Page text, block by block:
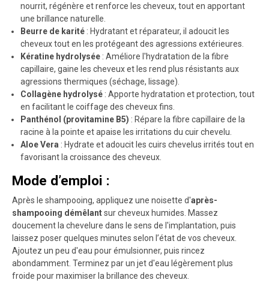
nourrit, régénère et renforce les cheveux, tout en apportant
une brillance naturelle.
Beurre de karité : Hydratant et réparateur, il adoucit les
cheveux tout en les protégeant des agressions extérieures.
Kératine hydrolysée : Améliore l'hydratation de la fibre
capillaire, gaine les cheveux et les rend plus résistants aux
agressions thermiques (séchage, lissage).
Collagène hydrolysé : Apporte hydratation et protection, tout
en facilitant le coiffage des cheveux fins.
Panthénol (provitamine B5) : Répare la fibre capillaire de la
racine à la pointe et apaise les irritations du cuir chevelu.
Aloe Vera : Hydrate et adoucit les cuirs chevelus irrités tout en
favorisant la croissance des cheveux.
Mode d’emploi :
Après le shampooing, appliquez une noisette d'après-
shampooing démêlantsur cheveux humides. Massez
doucement la chevelure dans le sens de l'implantation, puis
laissez poser quelques minutes selon l’état de vos cheveux.
Ajoutez un peu d'eau pour émulsionner, puis rincez
abondamment. Terminez par un jet d'eau légèrement plus
froide pour maximiser la brillance des cheveux.